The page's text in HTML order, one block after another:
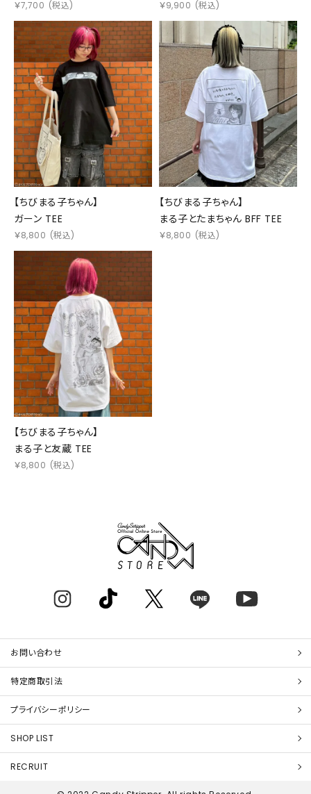
￥7,700 (税込) ￥9,900 (税込)
【ちびまる子ちゃん】
ガーン TEE
￥8,800 (税込)
【ちびまる子ちゃん】
まる子とたまちゃん BFF TEE
￥8,800 (税込)
【ちびまる子ちゃん】
まる子と友蔵 TEE
￥8,800 (税込)
お問い合わせ
特定商取引法
プライバシーポリシー
SHOP LIST
RECRUIT